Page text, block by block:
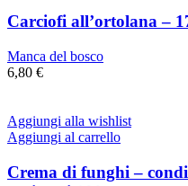
Carciofi all’ortolana –
Manca del bosco
6,80 €
Aggiungi alla wishlist
Aggiungi al carrello
Crema di funghi –